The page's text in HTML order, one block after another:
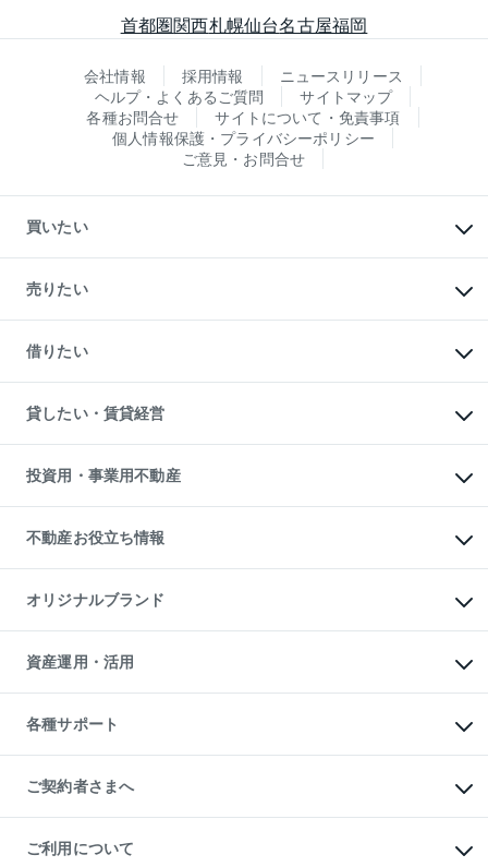
首都圏関西札幌仙台名古屋福岡
会社情報 採用情報
ニュースリリース
ヘルプ・よくあるご質問
サイトマップ
各種お問合せ
サイトについて・免責事項
個人情報保護・プライバシーポリシー
ご意見・お問合せ
買いたい
新築・分譲マンションの購入
中古マンションの購入
一戸建ての購入
中古一戸建ての購入
不動産購入の流れ
注目キーワード物件特集
購入ガイド
English 繁体中文簡体中文
売りたい
一戸建ての売却・査定
土地の売却・査定
スピードAI査定
不動産査定について
不動産売却の流れ
不動産買換えの流れ
売却ガイド
借りたい
オフィス・店舗の賃貸
借りるときの流れ
借りるガイド
貸したい・賃貸経営
マンション賃料データ
賃貸管理プラン
リロケーションについて
貸すガイド
投資用・事業用不動産
事業用不動産
マンション投資
投資用マンション
アパート経営
収益物件
ビル購入（ビル一棟）
投資用不動産の売却査定
事業用不動産の売却査定
不動産お役立ち情報
マンションライブラリー
人気マンションランキング
暮らしに役立つ不動産メディア
不動産相場・不動産価格情報
不動産コラム・ニュース
不動産用語集
不動産なんでもネット相談室
住まいの税金
オリジナルブランド
一棟リノベーションマンション
L`GENTE（ルジェンテ）
区分リノベーションマンション
投資用一棟レジデンスWELL
不動産小口投資
LEGACIA（レガシア）
資産運用・活用
不動産M&A
アセットマネジメント・出資
各種サポート
相続サポート
リフォームサポート
ご契約者さまへ
ご紹介・再契約特典
入居者様専用-各種ご案内（賃貸）
ご利用について